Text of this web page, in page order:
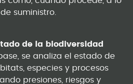
suministro.
de la biodiversidad
se analiza el estado de
especies y procesos
presiones, riesgos y